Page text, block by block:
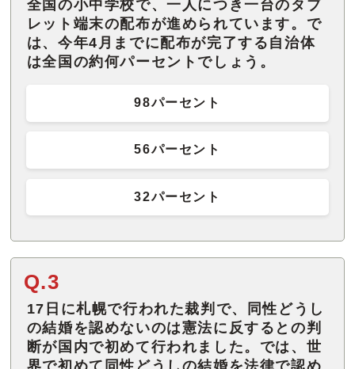
全国の小中学校で、一人につき一台のタブ
レット端末の配布が進められています。で
は、今年4月までに配布が完了する自治体
は全国の約何パーセントでしょう。
98パーセント
56パーセント
32パーセント
Q.3
17日に札幌で行われた裁判で、同性どうし
の結婚を認めないのは憲法に反するとの判
断が国内で初めて行われました。では、世
界で初めて同性どうしの結婚を法律で認め